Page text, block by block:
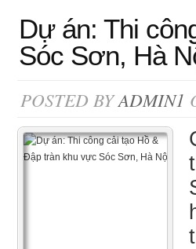
Dự án: Thi
Sóc Sơn, Hà
POSTED BYADMIN1